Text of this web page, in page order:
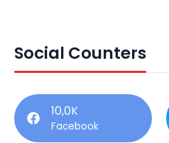
Social Counters
10,0K
Facebook